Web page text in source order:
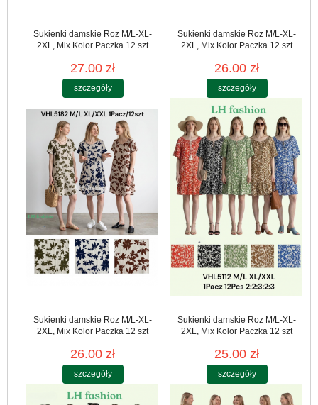
Sukienki damskie Roz M/L-XL-
2XL, Mix Kolor Paczka 12 szt
27.00 zł
szczegóły
Sukienki damskie Roz M/L-XL-
2XL, Mix Kolor Paczka 12 szt
26.00 zł
szczegóły
Sukienki damskie Roz M/L-XL-
2XL, Mix Kolor Paczka 12 szt
26.00 zł
szczegóły
Sukienki damskie Roz M/L-XL-
2XL, Mix Kolor Paczka 12 szt
25.00 zł
szczegóły